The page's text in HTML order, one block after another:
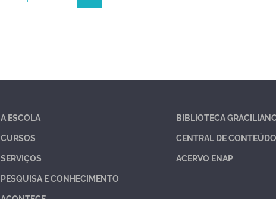
A ESCOLA
CURSOS
SERVIÇOS
PESQUISA E CONHECIMENTO
BIBLIOTECA
CENTRAL DE CONTEÚDO
ACERVO ENAP